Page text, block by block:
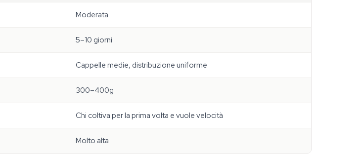
Moderata
5–10 giorni
Cappelle medie, distribuzione uniforme
300–400g
Chi coltiva per la prima volta e vuole velocità
Molto alta